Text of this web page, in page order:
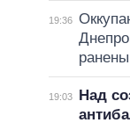
19:36
ранены
19:03
Над